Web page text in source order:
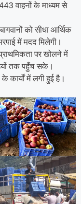
वाहनों के माध्यम से
को सीधा आर्थिक
में मदद मिलेगी।
पर खोलने में
तक पहुँच सके।
कार्यों में लगी हुई है।